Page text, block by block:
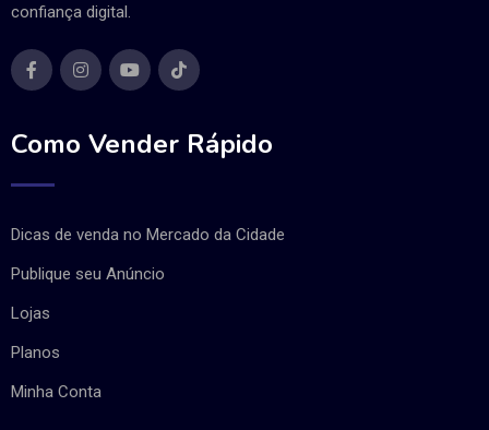
confiança digital.
Como Vender Rápido
Dicas de venda no Mercado da Cidade
Publique seu Anúncio
Lojas
Planos
Minha Conta